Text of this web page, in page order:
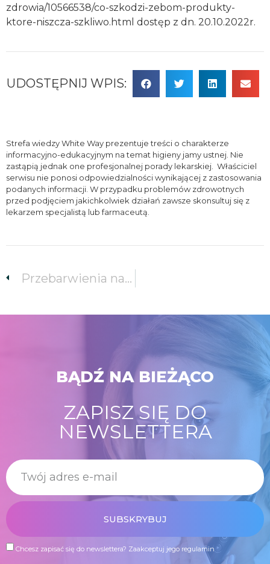
zdrowia/10566538/co-szkodzi-zebom-produkty-
ktore-niszcza-szkliwo.html dostęp z dn. 20.10.2022r.
UDOSTĘPNIJ WPIS:
Strefa wiedzy White Way prezentuje treści o charakterze
informacyjno-edukacyjnym na temat higieny jamy ustnej. Nie
zastąpią jednak one profesjonalnej porady lekarskiej. Właściciel
serwisu nie ponosi odpowiedzialności wynikającej z zastosowania
podanych informacji. W przypadku problemów zdrowotnych
przed podjęciem jakichkolwiek działań zawsze skonsultuj się z
lekarzem specjalistą lub farmaceutą.
Przebarwienia na zębach – skąd się biorą?
BĄDŹ NA BIEŻĄCO
ZAPISZ SIĘ DO
NEWSLETTERA
Chcesz zapisać się do newslettera? Zaakceptuj jego regulamin
SUBSKRYBUJ